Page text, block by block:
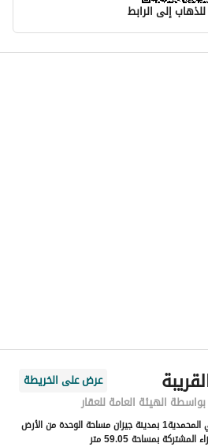
للذهاب إلى الرابط
3103
6664
عرض على الخريطة
الهيئة العامة للعقار
حي المحمدية1 بمدينة جيزان مساحة الوحدة من الأرض